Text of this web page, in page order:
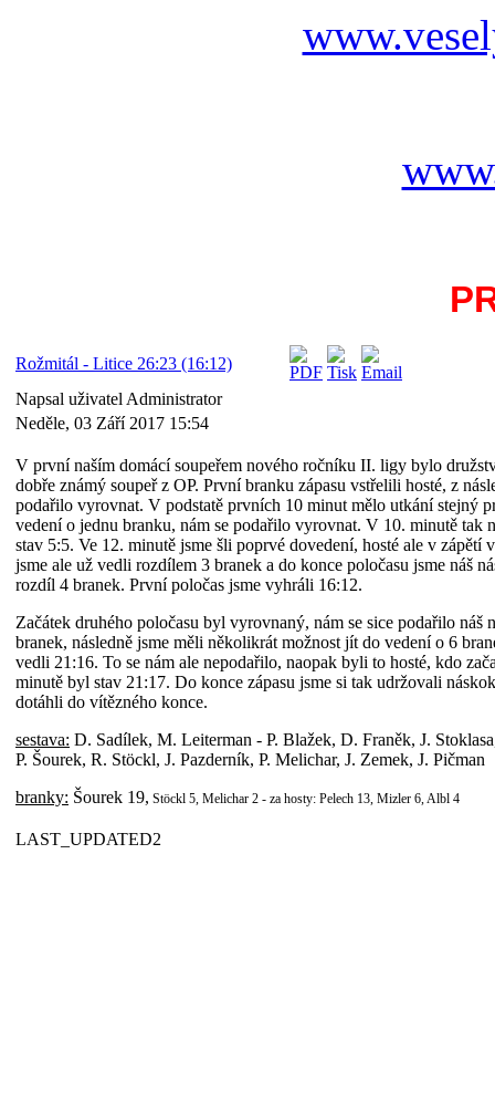
Rožmitál - Litice 26:23 (16:12)
Napsal uživatel Administrator
Neděle, 03 Září 2017 15:54
V první naším domácí soupeřem nového ročníku II. ligy bylo
dobře známý soupeř z OP. První branku zápasu vstřelili hosté, z
podařilo vyrovnat. V podstatě prvních 10 minut mělo utkání stejný
vedení o jednu branku, nám se podařilo vyrovnat. V 10. minutě tak
stav 5:5. Ve 12. minutě jsme šli poprvé dovedení, hosté ale v
jsme ale už vedli rozdílem 3 branek a do konce poločasu jsme náš
rozdíl 4 branek. První poločas jsme vyhráli 16:12.
Začátek druhého poločasu byl vyrovnaný, nám se sice podařilo náš
branek, následně jsme měli několikrát možnost jít do vedení o 6
vedli 21:16. To se nám ale nepodařilo, naopak byli to hosté, kdo
minutě byl stav 21:17. Do konce zápasu jsme si tak udržovali
dotáhli do vítězného konce.
sestava: D. Sadílek, M. Leiterman - P. Blažek, D. Franěk, J.
P. Šourek, R. Stöckl, J. Pazderník, P. Melichar, J. Zemek, J. Pičman
branky: Šourek 19, Stöckl 5, Melichar 2 - za hosty: Pelech 13, Mizler 6, Albl 4
LAST_UPDATED2